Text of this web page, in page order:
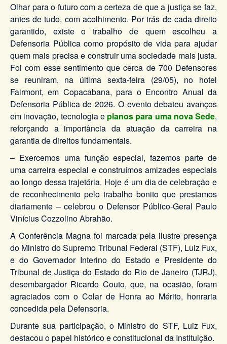
Olhar para o futuro com a certeza de que a justiça se faz,
antes de tudo, com acolhimento. Por trás de cada direito
garantido, existe o trabalho de quem escolheu a
Defensoria Pública como propósito de vida para ajudar
quem mais precisa e construir uma sociedade mais justa.
Foi com esse sentimento que cerca de 700 Defensores
se reuniram, na última sexta-feira (29/05), no hotel
Fairmont, em Copacabana, para o Encontro Anual da
Defensoria Pública de 2026. O evento debateu avanços
em inovação, tecnologia e planos para uma nova Sede,
reforçando a importância da atuação da carreira na
garantia de direitos fundamentais.
– Exercemos uma função especial, fazemos parte de
uma carreira especial e construímos amizades especiais
ao longo dessa trajetória. Hoje é um dia de celebração e
de reconhecimento pelo trabalho bonito que prestamos
diariamente – celebrou o Defensor Público-Geral Paulo
Vinícius Cozzolino Abrahão.
A Conferência Magna foi marcada pela ilustre presença
do Ministro do Supremo Tribunal Federal (STF), Luiz Fux,
e do Governador Interino do Estado e Presidente do
Tribunal de Justiça do Estado do Rio de Janeiro (TJRJ),
desembargador Ricardo Couto, que, na ocasião, foram
agraciados com o Colar de Honra ao Mérito, honraria
concedida pela Defensoria.
Durante sua participação, o Ministro do STF, Luiz Fux,
destacou o papel histórico e constitucional da Instituição.